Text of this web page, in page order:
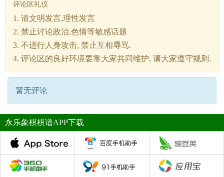
评论区礼仪
1. 请文明发言,理性发言
2. 禁止讨论政治,色情等敏感话题
3. 不进行人身攻击, 禁止互相辱骂.
4. 评论区的良好环境要靠大家共同维护, 请大家遵守规则.
暂无评论
永乐象棋棋谱APP下载